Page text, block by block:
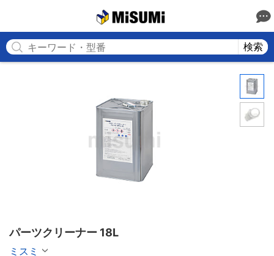
検索
パーツクリーナー 18L
ミスミ